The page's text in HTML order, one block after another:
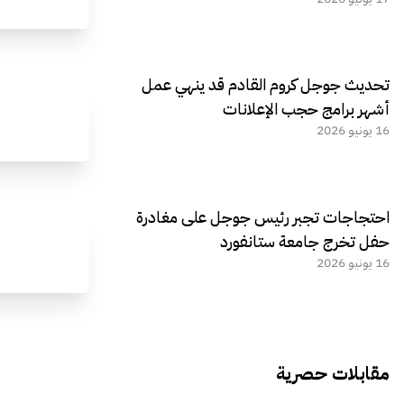
تحديث جوجل كروم القادم قد ينهي عمل
أشهر برامج حجب الإعلانات
16 يونيو 2026
احتجاجات تجبر رئيس جوجل على مغادرة
حفل تخرج جامعة ستانفورد
16 يونيو 2026
مقابلات حصرية